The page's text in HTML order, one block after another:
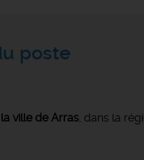
poste
ville de Arras, dans la